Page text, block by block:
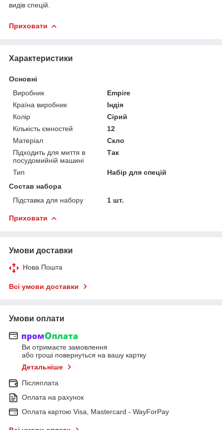
видів спецій.
Приховати
Характеристики
Основні
Виробник
Empire
Країна виробник
Індія
Колір
Сірий
Кількість ємностей
12
Матеріал
Скло
Підходить для миття в
посудомийній машині
Так
Тип
Набір для спецій
Состав набора
Підставка для набору
1 шт.
Приховати
Умови доставки
Нова Пошта
Всі умови доставки
Умови оплати
Ви отримаєте замовлення
або гроші повернуться на вашу картку
Детальніше
Післяплата
Оплата на рахунок
Оплата картою Visa, Mastercard - WayForPay